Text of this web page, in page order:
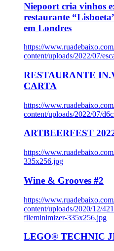
Niepoort cria vinhos
restaurante
em Londres
https://
content/uploads/2022/07/
RESTAURANTE
CARTA
https://
content/uploads/2022/07/
ARTBEERFEST
https://
335x256.jpg
Wine & Grooves #2
https://
content/uploads/2020/12/
fileminimizer-335x256.jpg
LEGO® TECHNIC